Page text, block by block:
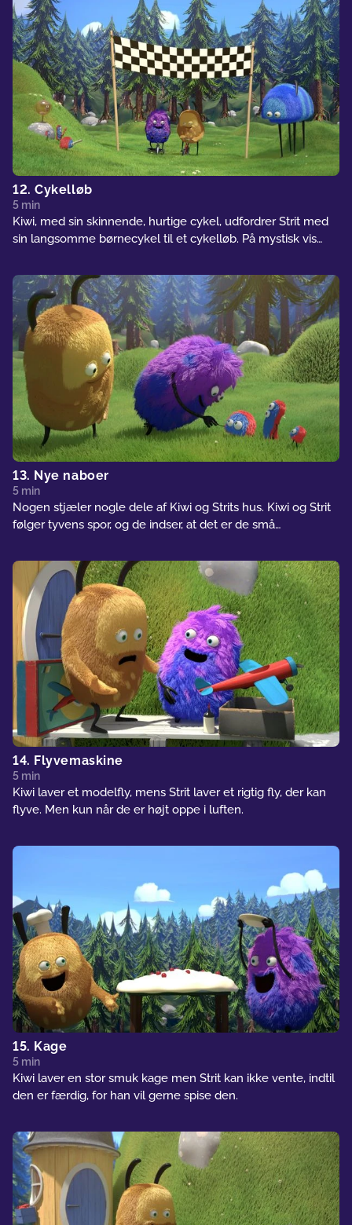
12. Cykelløb
5 min
Kiwi, med sin skinnende, hurtige cykel, udfordrer Strit med
sin langsomme børnecykel til et cykelløb. På mystisk vis
13. Nye naboer
5 min
Nogen stjæler nogle dele af Kiwi og Strits hus. Kiwi og Strit
følger tyvens spor, og de indser, at det er de små
bygge et helt nyt hus til skovens skabninger, så de ikke
længere stjæler fra Kiwi og Strits hus.
14. Flyvemaskine
5 min
Kiwi laver et modelfly, mens Strit laver et rigtig fly, der kan
flyve. Men kun når de er højt oppe i luften.
15. Kage
5 min
Kiwi laver en stor smuk kage men Strit kan ikke vente, indtil
den er færdig, for han vil gerne spise den.